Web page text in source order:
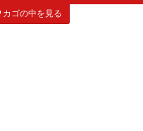
カゴの中を見る